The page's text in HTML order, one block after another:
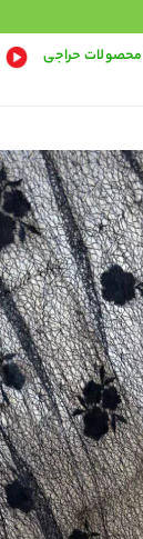
محصولات حراجی